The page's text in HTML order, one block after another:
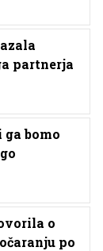
partnerja
bomo
o
po